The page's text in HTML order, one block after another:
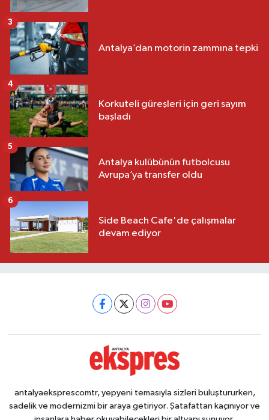
Antalya’dan motorin zammına tepki
3
Korkuteli güreşleri için geri sayım
başladı
4
Antalya kulübünün futbolcusu
Avrupa’ya transfer oldu
5
Side Beach Cafe'de çalışmalar
devam ediyor
6
antalyaeksprescomtr, yepyeni temasıyla sizleri buluştururken,
sadelik ve modernizmi bir araya getiriyor. Şatafattan kaçınıyor ve